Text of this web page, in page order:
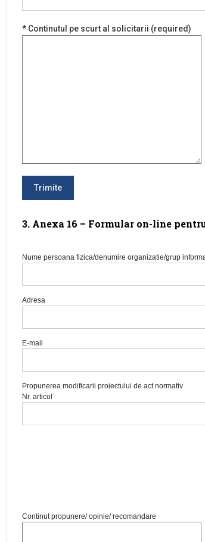
* Continutul pe scurt al solicitarii (required)
3. Anexa 16 – Formular on-line
Nume persoana fizica/denumire organizatie/grup
Adresa
E-mail
Propunerea modificarii proiectului de act normativ
Nr. articol
Continut propunere/ opinie/ recomandare